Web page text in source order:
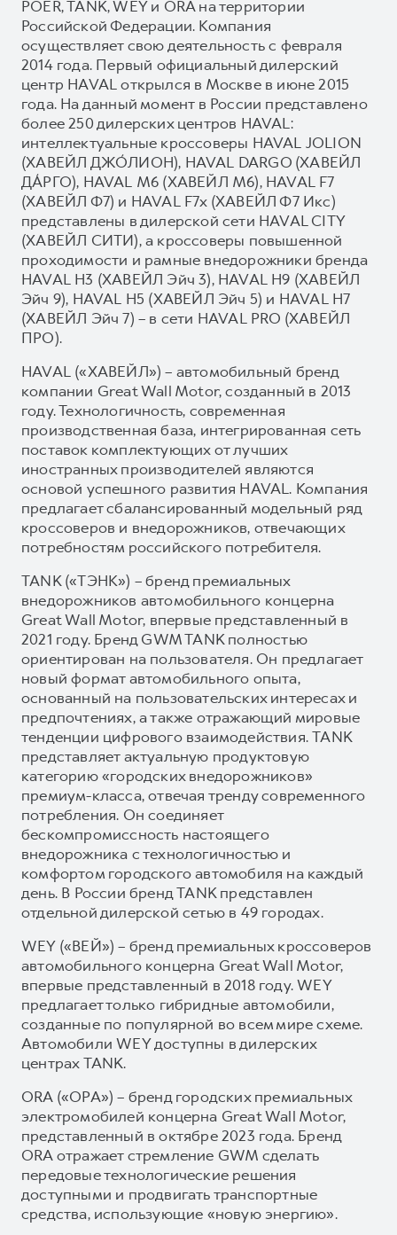
POER, TANK, WEY и ORA на территории
Российской Федерации. Компания
осуществляет свою деятельность с февраля
2014 года. Первый официальный дилерский
центр HAVAL открылся в Москве в июне 2015
года. На данный момент в России представлено
более 250 дилерских центров HAVAL:
интеллектуальные кроссоверы HAVAL JOLION
(ХАВЕЙЛ ДЖО́ЛИОН), HAVAL DARGO (ХАВЕЙЛ
ДА́РГО), HAVAL М6 (ХАВЕЙЛ M6), HAVAL F7
(ХАВЕЙЛ Ф7) и HAVAL F7x (ХАВЕЙЛ Ф7 Икс)
представлены в дилерской сети HAVAL CITY
(ХАВЕЙЛ СИТИ), а кроссоверы повышенной
проходимости и рамные внедорожники бренда
HAVAL H3 (ХАВЕЙЛ Эйч 3), HAVAL H9 (ХАВЕЙЛ
Эйч 9), HAVAL H5 (ХАВЕЙЛ Эйч 5) и HAVAL H7
(ХАВЕЙЛ Эйч 7) – в сети HAVAL PRO (ХАВЕЙЛ
ПРО).
HAVAL («ХАВЕЙЛ») – автомобильный бренд
компании Great Wall Motor, созданный в 2013
году. Технологичность, современная
производственная база, интегрированная сеть
поставок комплектующих от лучших
иностранных производителей являются
основой успешного развития HAVAL. Компания
предлагает сбалансированный модельный ряд
кроссоверов и внедорожников, отвечающих
потребностям российского потребителя.
TANK («ТЭНК») – бренд премиальных
внедорожников автомобильного концерна
Great Wall Motor, впервые представленный в
2021 году. Бренд GWM TANK полностью
ориентирован на пользователя. Он предлагает
новый формат автомобильного опыта,
основанный на пользовательских интересах и
предпочтениях, а также отражающий мировые
тенденции цифрового взаимодействия. TANK
представляет актуальную продуктовую
категорию «городских внедорожников»
премиум-класса, отвечая тренду современного
потребления. Он соединяет
бескомпромиссность настоящего
внедорожника с технологичностью и
комфортом городского автомобиля на каждый
день. В России бренд TANK представлен
отдельной дилерской сетью в 49 городах.
WEY («ВЕЙ») – бренд премиальных кроссоверов
автомобильного концерна Great Wall Motor,
впервые представленный в 2018 году. WEY
предлагает только гибридные автомобили,
созданные по популярной во всем мире схеме.
Автомобили WEY доступны в дилерских
центрах TANK.
ORA («ОРА») – бренд городских премиальных
электромобилей концерна Great Wall Motor,
представленный в октябре 2023 года. Бренд
ORA отражает стремление GWM сделать
передовые технологические решения
доступными и продвигать транспортные
средства, использующие «новую энергию».